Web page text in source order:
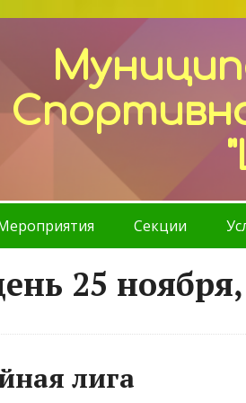
Секции
25
лига